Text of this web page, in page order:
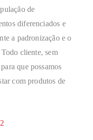
de
diferenciados e
a padronização e o
cliente, sem
que possamos
com produtos de